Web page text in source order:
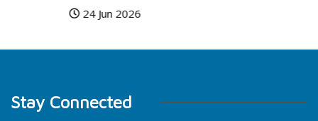
24 Jun 2026
Stay Connected